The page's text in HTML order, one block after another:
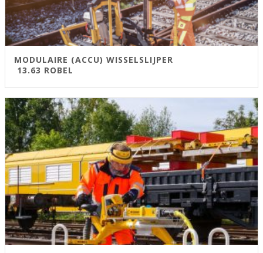
MODULAIRE (ACCU) WISSELSLIJPER
13.63 ROBEL